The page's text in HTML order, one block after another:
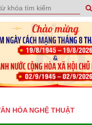
HÓA NGHỆ THUẬT